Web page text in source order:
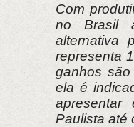
Com
no Brasil
alternativa
representa
ganhos
ela é
Paulista até